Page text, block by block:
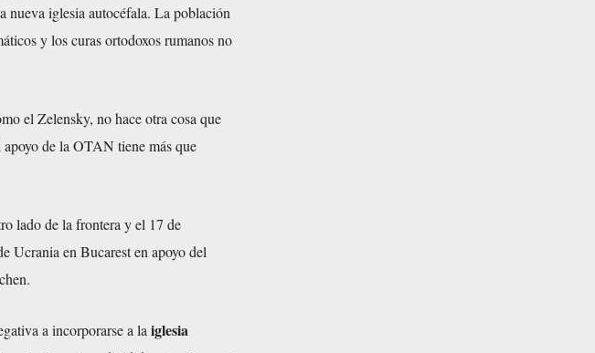
nueva iglesia autocéfala. La población
y los curas ortodoxos rumanos no
el Zelensky, no hace otra cosa que
apoyo de la OTAN tiene más que
lado de la frontera y el 17 de
Ucrania en Bucarest en apoyo del
a incorporarse a la iglesia